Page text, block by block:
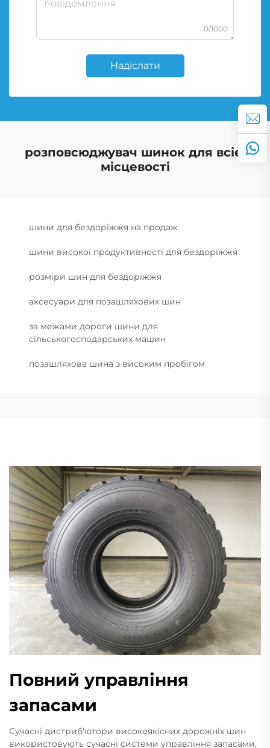
0/1000
Надіслати
розповсюджувач шинок для всієї
місцевості
шини для бездоріжжя на продаж
шини високої продуктивності для бездоріжжя
розміри шин для бездоріжжя
аксесуари для позашляхових шин
за межами дороги шини для
сільськогосподарських машин
позашляхова шина з високим пробігом
Повний управління
запасами
Сучасні дистриб'ютори високоякісних дорожніх шин
використовують сучасні системи управління запасами,